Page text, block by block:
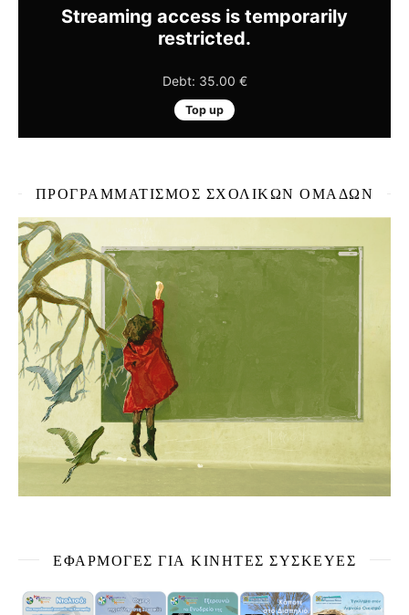
ΠΡΟΓΡΑΜΜΑΤΙΣΜΌΣ ΣΧΟΛΙΚΏΝ ΟΜΆΔΩΝ
ΕΦΑΡΜΟΓΕΣ ΓΙΑ ΚΙΝΗΤΕΣ ΣΥΣΚΕΥΕΣ